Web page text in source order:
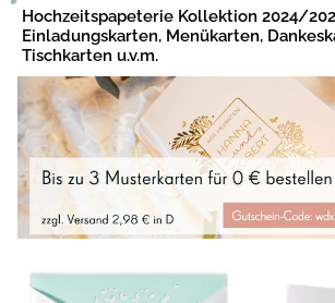
Hochzeitspapeterie Kollektion 2024/
Einladungskarten, Menükarten,
Tischkarten u.v.m.